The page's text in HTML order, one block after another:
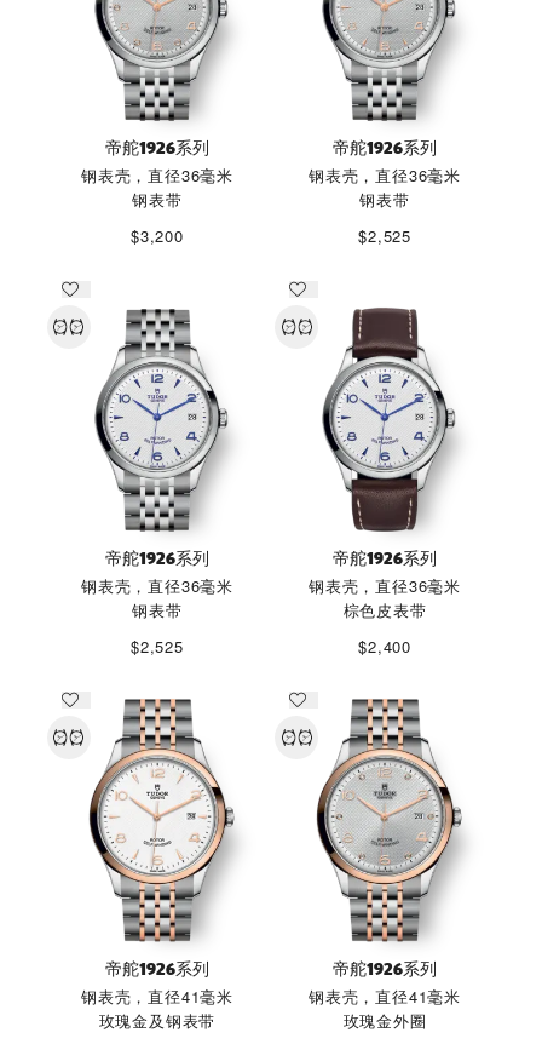
帝舵1926系列
钢表壳，直径36毫米
钢表带
$3,200
帝舵1926系列
钢表壳，直径36毫米
钢表带
$2,525
帝舵1926系列
钢表壳，直径36毫米
钢表带
$2,525
帝舵1926系列
钢表壳，直径36毫米
棕色皮表带
$2,400
帝舵1926系列
钢表壳，直径41毫米
玫瑰金及钢表带
帝舵1926系列
钢表壳，直径41毫米
玫瑰金外圈